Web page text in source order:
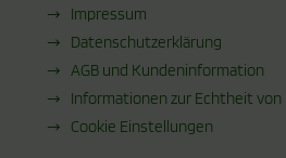
Impressum
Datenschutzerklärung
AGB und Kundeninformation
Informationen zur Echtheit
Cookie Einstellungen